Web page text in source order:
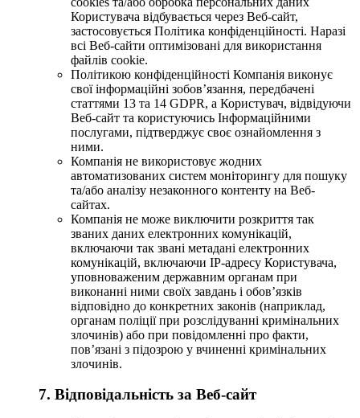
Користувача відбувається через Веб-сайт,
застосовується Політика конфіденційності. Наразі
всі Веб-сайти оптимізовані для використання
файлів cookie.
Політикою конфіденційності Компанія виконує
свої інформаційні зобов’язання, передбачені
статтями 13 та 14 GDPR, а Користувач, відвідуючи
Веб-сайт та користуючись Інформаційними
послугами, підтверджує своє ознайомлення з
ними.
Компанія не використовує жодних
автоматизованих систем моніторингу для пошуку
та/або аналізу незаконного контенту на Веб-
сайтах.
Компанія не може виключити розкриття так
званих даних електронних комунікацій,
включаючи так звані метадані електронних
комунікацій, включаючи IP-адресу Користувача,
уповноваженим державним органам при
виконанні ними своїх завдань і обов’язків
відповідно до конкретних законів (наприклад,
органам поліції при розслідуванні кримінальних
злочинів) або при повідомленні про факти,
пов’язані з підозрою у вчиненні кримінальних
злочинів.
7. Відповідальність за Веб-сайт